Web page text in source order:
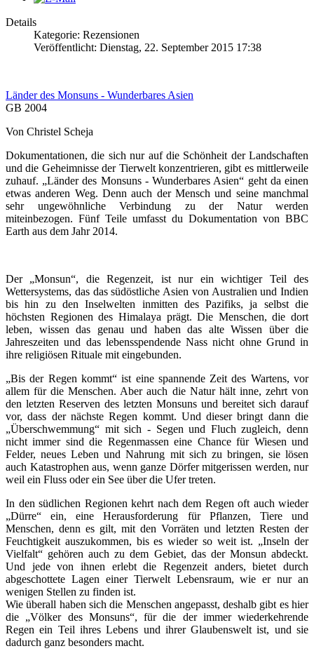
Details
Kategorie: Rezensionen
Veröffentlicht: Dienstag, 22. September 2015 17:38
Länder des Monsuns - Wunderbares Asien
GB 2004
Von Christel Scheja
Dokumentationen, die sich nur auf die Schönheit der Landschaften
und die Geheimnisse der Tierwelt konzentrieren, gibt es mittlerweile
zuhauf. „Länder des Monsuns - Wunderbares Asien“ geht da einen
etwas anderen Weg. Denn auch der Mensch und seine manchmal
sehr ungewöhnliche Verbindung zu der Natur werden
miteinbezogen. Fünf Teile umfasst du Dokumentation von BBC
Earth aus dem Jahr 2014.
Der „Monsun“, die Regenzeit, ist nur ein wichtiger Teil des
Wettersystems, das das südöstliche Asien von Australien und Indien
bis hin zu den Inselwelten inmitten des Pazifiks, ja selbst die
höchsten Regionen des Himalaya prägt. Die Menschen, die dort
leben, wissen das genau und haben das alte Wissen über die
Jahreszeiten und das lebensspendende Nass nicht ohne Grund in
ihre religiösen Rituale mit eingebunden.
„Bis der Regen kommt“ ist eine spannende Zeit des Wartens, vor
allem für die Menschen. Aber auch die Natur hält inne, zehrt von
den letzten Reserven des letzten Monsuns und bereitet sich darauf
vor, dass der nächste Regen kommt. Und dieser bringt dann die
„Überschwemmung“ mit sich - Segen und Fluch zugleich, denn
nicht immer sind die Regenmassen eine Chance für Wiesen und
Felder, neues Leben und Nahrung mit sich zu bringen, sie lösen
auch Katastrophen aus, wenn ganze Dörfer mitgerissen werden, nur
weil ein Fluss oder ein See über die Ufer treten.
In den südlichen Regionen kehrt nach dem Regen oft auch wieder
„Dürre“ ein, eine Herausforderung für Pflanzen, Tiere und
Menschen, denn es gilt, mit den Vorräten und letzten Resten der
Feuchtigkeit auszukommen, bis es wieder so weit ist. „Inseln der
Vielfalt“ gehören auch zu dem Gebiet, das der Monsun abdeckt.
Und jede von ihnen erlebt die Regenzeit anders, bietet durch
abgeschottete Lagen einer Tierwelt Lebensraum, wie er nur an
wenigen Stellen zu finden ist.
Wie überall haben sich die Menschen angepasst, deshalb gibt es hier
die „Völker des Monsuns“, für die der immer wiederkehrende
Regen ein Teil ihres Lebens und ihrer Glaubenswelt ist, und sie
dadurch ganz besonders macht.